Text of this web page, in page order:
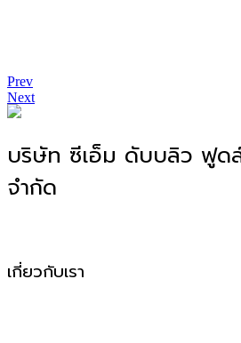
Prev
Next
บริษัท ซีเอ็ม ดับบลิว ฟู
จำกัด
เกี่ยวกับเรา